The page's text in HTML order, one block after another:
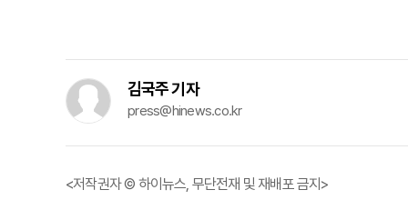
김국주 기자
press@hinews.co.kr
<저작권자 © 하이뉴스, 무단전재 및 재배포 금지>